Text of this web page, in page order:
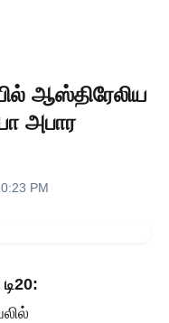
ஆஸ்திரேலிய
அபார
PM